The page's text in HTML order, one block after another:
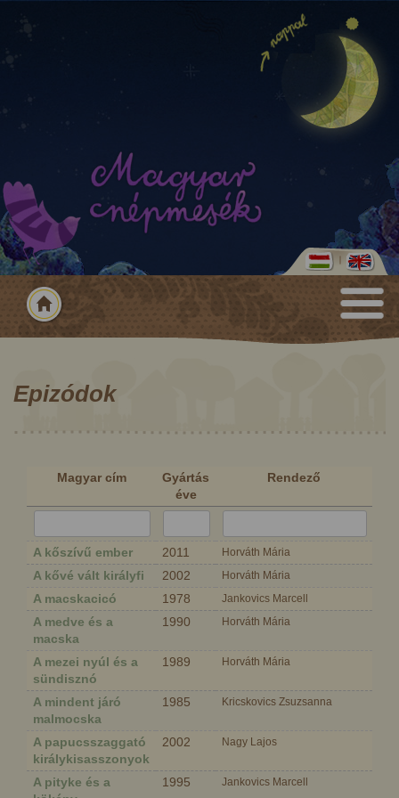
Epizódok
Magyar cím
Gyártás
éve
Rendező
A kőszívű ember 2011 Horváth Mária
A kővé vált királyfi 2002 Horváth Mária
A macskacicó 1978 Jankovics Marcell
A medve és a
macska
1990 Horváth Mária
A mezei nyúl és a
sündisznó
1989 Horváth Mária
A mindent járó
malmocska
1985 Kricskovics Zsuzsanna
A papucsszaggató
királykisasszonyok
2002 Nagy Lajos
A pityke és a
1995 Jankovics Marcell